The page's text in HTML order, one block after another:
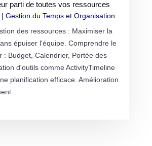
parti de toutes vos ressources
Gestion du Temps et Organisation
des ressources : Maximiser la
épuiser l'équipe. Comprendre le
: Budget, Calendrier, Portée des
d'outils comme ActivityTimeline
planification efficace. Amélioration